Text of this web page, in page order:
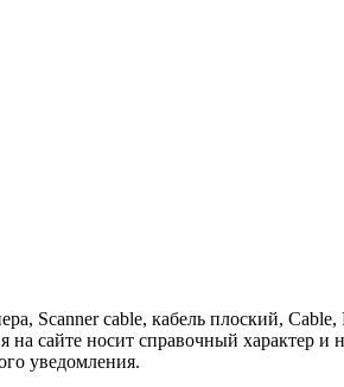
Scanner cable, кабель плоский, Cable,
сайте носит справочный характер и
уведомления.